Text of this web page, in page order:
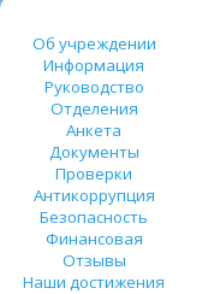
Об учреждении
Информация
Руководство
Отделения
Анкета
Документы
Проверки
Антикоррупция
Безопасность
Финансовая
Отзывы
Наши достижения